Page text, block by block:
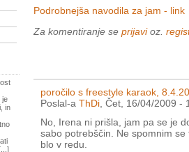
je
in
Podrobnejša navodila za jam - link
Za komentiranje se prijavioz.
poročilo s freestyle karaok,
Poslal-a ThDi, Čet, 16/04/2009 -
No, Irena ni prišla, jam pa se je
sabo potrebščin. Ne spomnim
blo v redu.